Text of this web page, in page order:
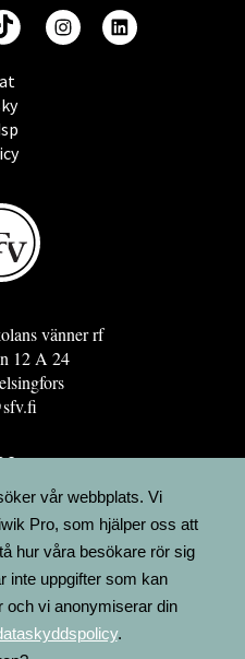
vänner rf
12 A 24
FINLAND
vår webbplats. Vi
Pro, som hjälper oss att
hur våra besökare rör sig
inte uppgifter som kan
och vi anonymiserar din
.